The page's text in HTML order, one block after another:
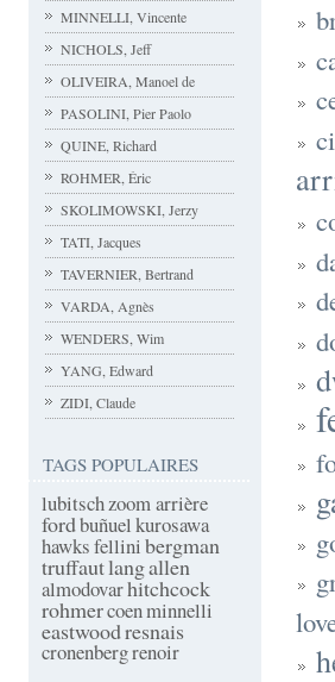
MINNELLI, Vincente
NICHOLS, Jeff
OLIVEIRA, Manoel de
PASOLINI, Pier Paolo
QUINE, Richard
ROHMER, Éric
SKOLIMOWSKI, Jerzy
TATI, Jacques
TAVERNIER, Bertrand
VARDA, Agnès
WENDERS, Wim
YANG, Edward
ZIDI, Claude
TAGS POPULAIRES
lubitschzoom arrière
fordbuñuelkurosawa
hawksfellinibergman
truffautlangallen
almodovarhitchcock
rohmercoenminnelli
eastwoodresnais
cronenbergrenoir